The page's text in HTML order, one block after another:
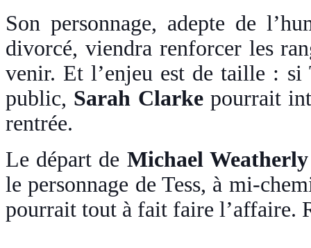
Son personnage, adepte de
divorcé, viendra renforcer les
venir. Et l’enjeu est de taille : si
public, Sarah Clarkepourrait
rentrée.
Le départ de Michael Weatherly
le personnage de Tess, à mi-
pourrait tout à fait faire l’affaire.